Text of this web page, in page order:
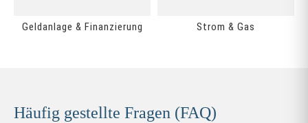
Geldanlage & Finanzierung Strom & Gas
Häufig gestellte Fragen (FAQ)